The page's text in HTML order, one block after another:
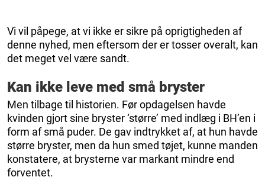
Vi vil påpege, at vi ikke er sikre på oprigtigheden af
denne nyhed, men eftersom der er tosser overalt, kan
det meget vel være sandt.
Kan ikke leve med små bryster
Men tilbage til historien. Før opdagelsen havde
kvinden gjort sine bryster ‘større’ med indlæg i BH’en i
form af små puder. De gav indtrykket af, at hun havde
større bryster, men da hun smed tøjet, kunne manden
konstatere, at brysterne var markant mindre end
forventet.